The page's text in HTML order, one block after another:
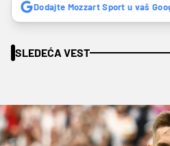
Dodajte Mozzart Sport u vaš
SLEDEĆA VEST